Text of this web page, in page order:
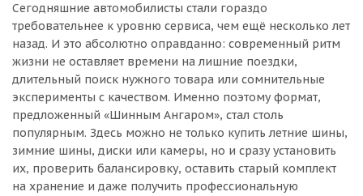
Сегодняшние автомобилисты стали гораздо
требовательнее к уровню сервиса, чем ещё несколько лет
назад. И это абсолютно оправданно: современный ритм
жизни не оставляет времени на лишние поездки,
длительный поиск нужного товара или сомнительные
эксперименты с качеством. Именно поэтому формат,
предложенный «Шинным Ангаром», стал столь
популярным. Здесь можно не только купить летние шины,
зимние шины, диски или камеры, но и сразу установить
их, проверить балансировку, оставить старый комплект
на хранение и даже получить профессиональную